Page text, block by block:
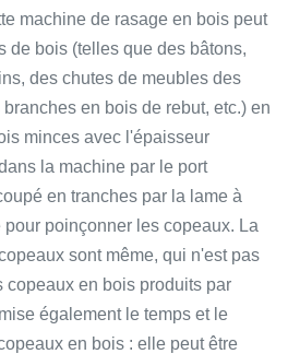
machine de rasage en bois peut
de bois (telles que des bâtons,
des chutes de meubles des
en bois de rebut, etc.) en
minces avec l'épaisseur
la machine par le port
en tranches par la lame à
pour poinçonner les copeaux. La
sont même, qui n'est pas
copeaux en bois produits par
également le temps et le
en bois : elle peut être